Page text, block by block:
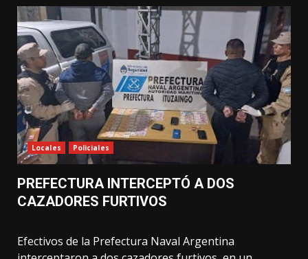
Locales Policiales
PREFECTURA INTERCEPTÓ A DOS
CAZADORES FURTIVOS
Efectivos de la Prefectura Naval Argentina